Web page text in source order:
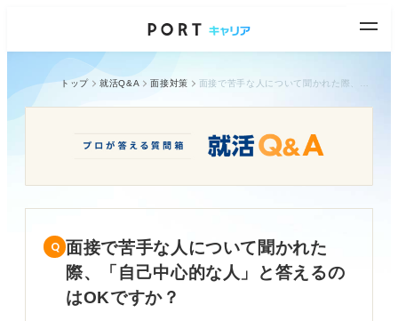
トップ 就活Q&A 面接対策
面接で苦手な人について聞かれた
際、「自己中心的な人」と答えるの
はOKですか？